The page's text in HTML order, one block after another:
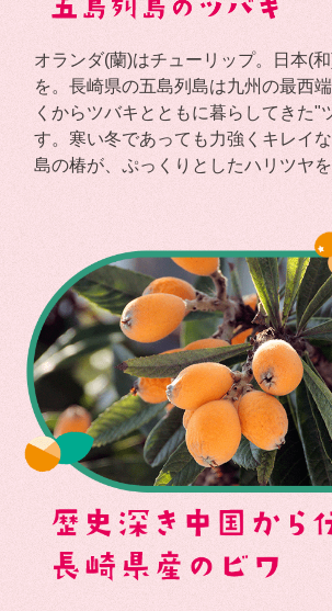
オランダ(蘭)はチューリップ。日本(
を。長崎県の五島列島は九州の最西
くからツバキとともに暮らしてきた"
す。寒い冬であっても力強くキレイ
島の椿が、ぷっくりとしたハリツヤを